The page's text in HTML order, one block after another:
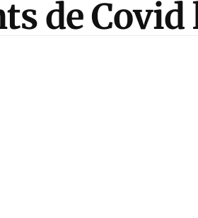
de Covid